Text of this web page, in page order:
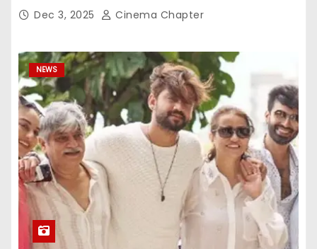
Dec 3, 2025 Cinema Chapter
NEWS